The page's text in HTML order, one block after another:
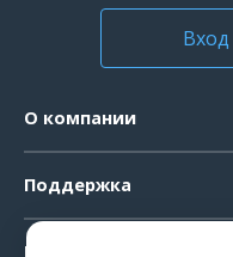
О компании
Официальные
Поддержка
Продукты